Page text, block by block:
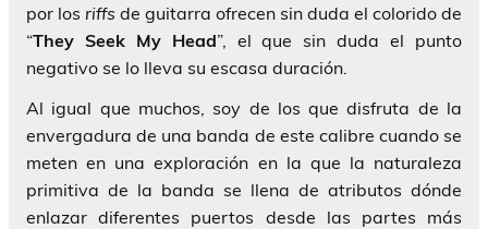
por los riffs de guitarra ofrecen sin duda el colorido de
“They Seek My Head”, el que sin duda el punto
negativo se lo lleva su escasa duración.
Al igual que muchos, soy de los que disfruta de la
envergadura de una banda de este calibre cuando se
meten en una exploración en la que la naturaleza
primitiva de la banda se llena de atributos dónde
enlazar diferentes puertos desde las partes más